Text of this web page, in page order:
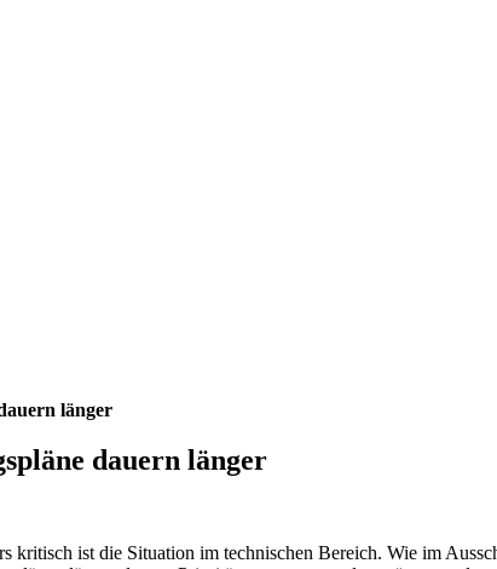
länger
dauern länger
kritisch ist die Situation im technischen Bereich. Wie im